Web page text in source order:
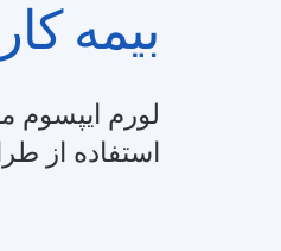
بیمه کار
لورم ایپسوم
استفاده از